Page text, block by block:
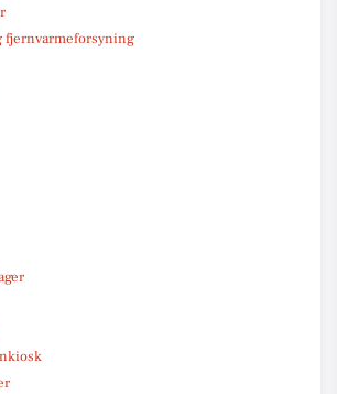
fjernvarmeforsyning